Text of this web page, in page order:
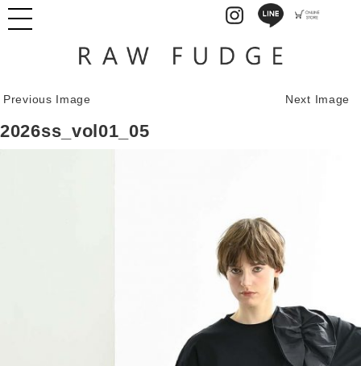
Previous Image Next Image
2026ss_vol01_05